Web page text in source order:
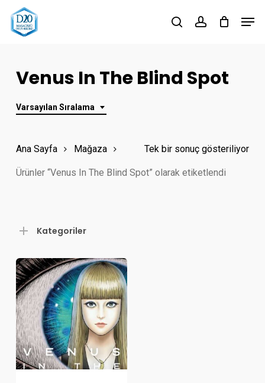
Skip
searchaccount
Venus In The Blind Spot
Varsayılan Sıralama
Tek bir sonuç gösteriliyor
Ana Sayfa Mağaza
Ürünler “Venus In The Blind Spot” olarak etiketlendi
Kategoriler